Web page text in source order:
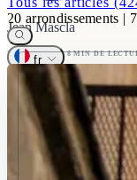
20 arrondissements |
fr
Français
CONTACT
Décrivez votre projet
Jean Mascla
22 JUIN 2026· 8 MIN DE